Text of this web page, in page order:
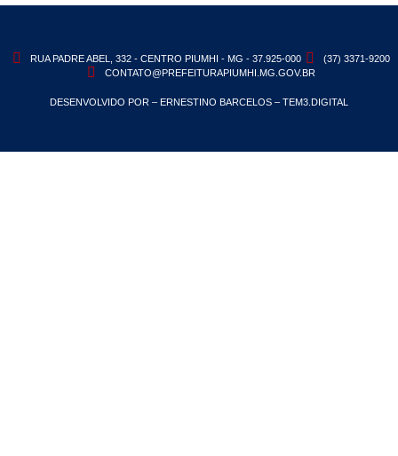
RUA PADRE ABEL, 332 - CENTRO PIUMHI - MG - 37.925-000
(37) 3371-9200
CONTATO@PREFEITURAPIUMHI.MG.GOV.BR
DESENVOLVIDO POR – ERNESTINO BARCELOS – TEM3.DIGITAL